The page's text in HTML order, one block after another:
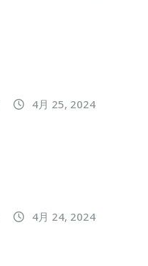
4月 25, 2024
4月 24, 2024